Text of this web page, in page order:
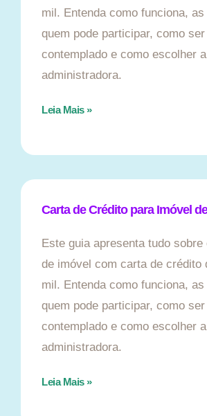
mil. Entenda como funciona,
quem pode participar, como ser
contemplado e como escolher
administradora.
Leia Mais »
Carta de Crédito para Imóvel
Este guia apresenta tudo
de imóvel com carta de crédito
mil. Entenda como funciona,
quem pode participar, como ser
contemplado e como escolher
administradora.
Leia Mais »